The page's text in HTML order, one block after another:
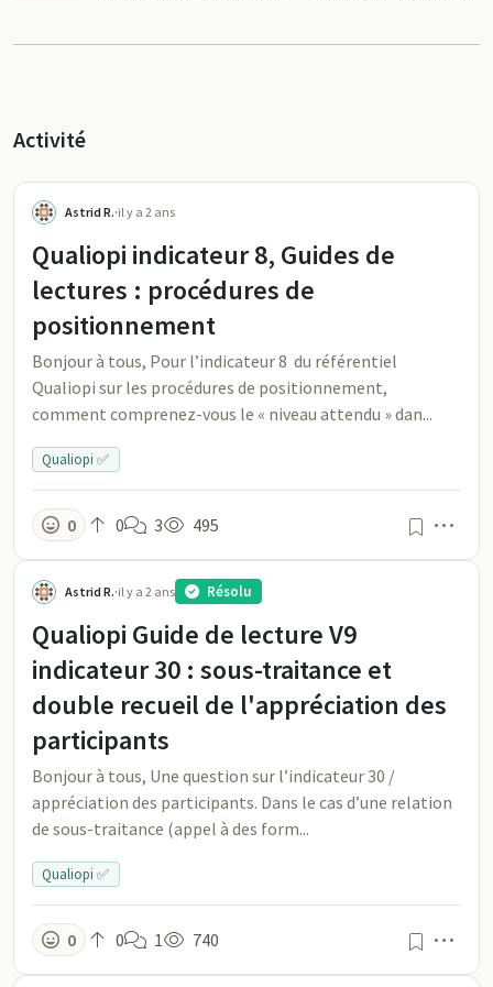
Activité
Astrid R.·il y a 2 ans
Qualiopi indicateur 8, Guides de
lectures : procédures de
positionnement
Bonjour à tous, Pour l’indicateur 8 du référentiel
Qualiopi sur les procédures de positionnement,
comment comprenez-vous le « niveau attendu » dan...
Qualiopi ✅
0 0 3 495
Astrid R.·il y a 2 ans Résolu
Qualiopi Guide de lecture V9
indicateur 30 : sous-traitance et
double recueil de l'appréciation des
participants
Bonjour à tous, Une question sur l’indicateur 30 /
appréciation des participants. Dans le cas d’une relation
de sous-traitance (appel à des form...
Qualiopi ✅
0 0 1 740